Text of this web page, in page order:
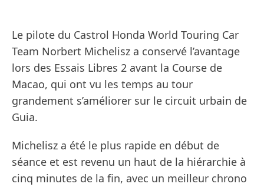
Le pilote du Castrol Honda World Touring Car
Team Norbert Michelisz a conservé l’avantage
lors des Essais Libres 2 avant la Course de
Macao, qui ont vu les temps au tour
grandement s’améliorer sur le circuit urbain de
Guia.
Michelisz a été le plus rapide en début de
séance et est revenu un haut de la hiérarchie à
cinq minutes de la fin, avec un meilleur chrono